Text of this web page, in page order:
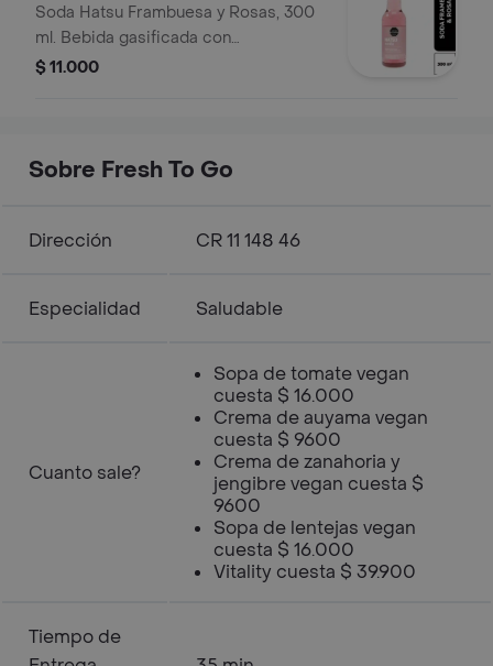
300 ml
Soda Hatsu Frambuesa y Rosas, 300
ml. Bebida gasificada con
edulcorantes.
$ 11.000
Sobre Fresh To Go
Dirección CR 11 148 46
Especialidad Saludable
Cuanto sale?
Sopa de tomate vegan
cuesta $ 16.000
Crema de auyama vegan
cuesta $ 9600
Crema de zanahoria y
jengibre vegan cuesta $
9600
Sopa de lentejas vegan
cuesta $ 16.000
Vitality cuesta $ 39.900
Tiempo de